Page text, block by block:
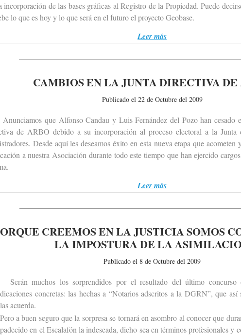
incorporación de las bases gráficas al Registro de la Propiedad. Puede
lo que es hoy y lo que será en el futuro el proyecto Geobase.
Leer más
CAMBIOS EN LA JUNTA DIRECTIVA DE
Publicado el 22 de Octubre del 2009
que Alfonso Candau y Luis Fernández del Pozo han cesado
de ARBO debido a su incorporación al proceso electoral a la
Desde aquí les deseamos éxito en esta nueva etapa que acometen
a nuestra Asociación durante todo este tiempo que han ejercido
Leer más
CREEMOS EN LA JUSTICIA SOMOS
LA IMPOSTURA DE LA
Publicado el 8 de Octubre del 2009
muchos los sorprendidos por el resultado del último concurso
concretas: las hechas a “Notarios adscritos a la DGRN”, que así
acuerda.
a buen seguro que la sorpresa se tornará en asombro al conocer que
en el Escalafón la indeseada, dicho sea en términos profesionales y